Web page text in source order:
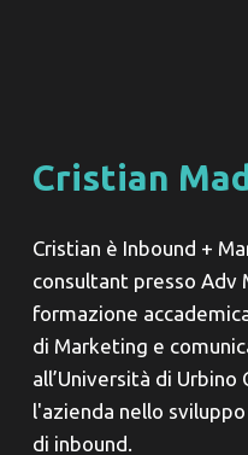
Cristian
Cristian è Inbound +
consultant presso Adv
formazione
di Marketing e
all’Università di Urbino
l'azienda nello
di inbound.